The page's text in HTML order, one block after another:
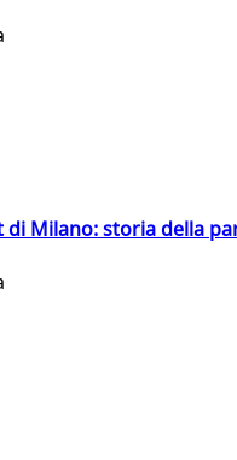
di Milano: storia della